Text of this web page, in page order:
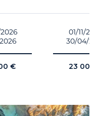
€
01/11/
30/04/
23